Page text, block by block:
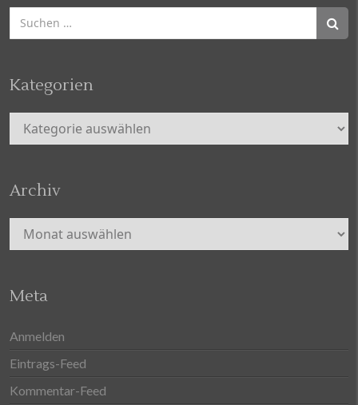
Suchen
nach:
Kategorien
Kategorien
Archiv
Archiv
Meta
Anmelden
Eintrags-Feed
Kommentar-Feed